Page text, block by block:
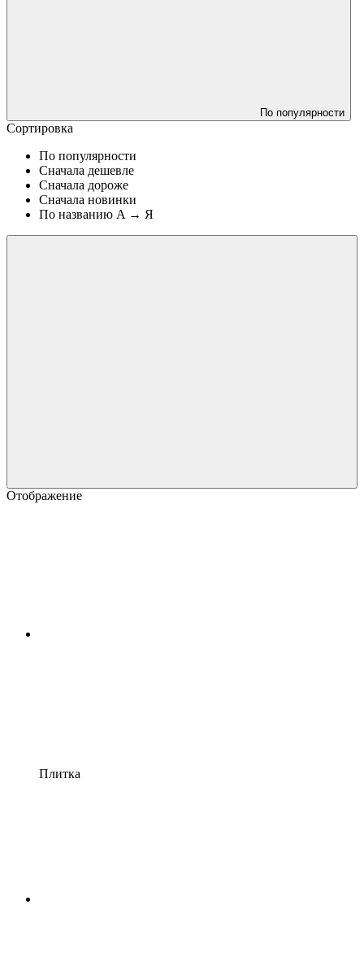
По популярности
Сортировка
По популярности
Сначала дешевле
Сначала дороже
Сначала новинки
По названию A → Я
Отображение
Плитка